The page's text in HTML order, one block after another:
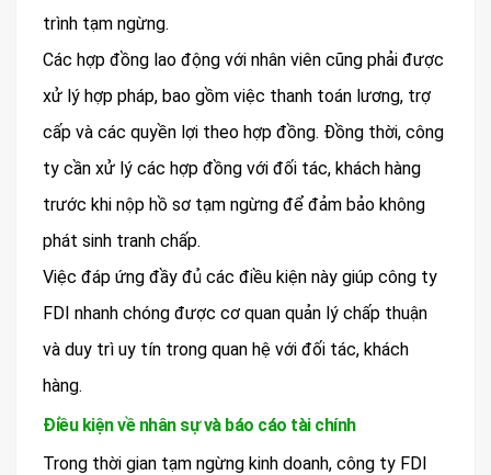
trình tạm ngừng.
Các hợp đồng lao động với nhân viên cũng phải được
xử lý hợp pháp, bao gồm việc thanh toán lương, trợ
cấp và các quyền lợi theo hợp đồng. Đồng thời, công
ty cần xử lý các hợp đồng với đối tác, khách hàng
trước khi nộp hồ sơ tạm ngừng để đảm bảo không
phát sinh tranh chấp.
Việc đáp ứng đầy đủ các điều kiện này giúp công ty
FDI nhanh chóng được cơ quan quản lý chấp thuận
và duy trì uy tín trong quan hệ với đối tác, khách
hàng.
Điều kiện về nhân sự và báo cáo tài chính
Trong thời gian tạm ngừng kinh doanh, công ty FDI